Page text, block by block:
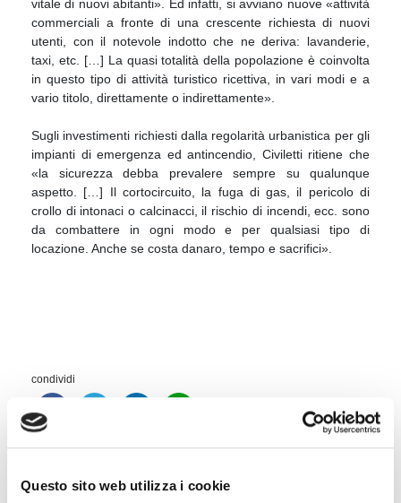
Questo sito web utilizza i cookie
vitale di nuovi abitanti». Ed infatti, si avviano nuove «attività
commerciali a fronte di una crescente richiesta di nuovi
utenti, con il notevole indotto che ne deriva: lavanderie,
taxi, etc. […] La quasi totalità della popolazione è coinvolta
in questo tipo di attività turistico ricettiva, in vari modi e a
vario titolo, direttamente o indirettamente».
Sugli investimenti richiesti dalla regolarità urbanistica per gli
impianti di emergenza ed antincendio, Civiletti ritiene che
«la sicurezza debba prevalere sempre su qualunque
aspetto. […] Il cortocircuito, la fuga di gas, il pericolo di
crollo di intonaci o calcinacci, il rischio di incendi, ecc. sono
da combattere in ogni modo e per qualsiasi tipo di
locazione. Anche se costa danaro, tempo e sacrifici».
condividi
Cognome Associato